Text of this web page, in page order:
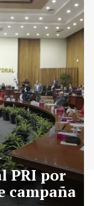
PRI por
campaña